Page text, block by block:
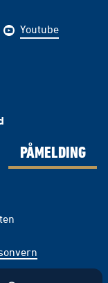
Youtube
PÅMELDING